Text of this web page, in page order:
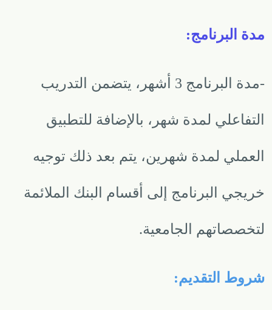
مدة البرنامج:
- مدة البرنامج 3 أشهر، يتضمن التدريب
التفاعلي لمدة شهر، بالإضافة للتطبيق
العملي لمدة شهرين، يتم بعد ذلك توجيه
خريجي البرنامج إلى أقسام البنك الملائمة
لتخصصاتهم الجامعية.
شروط التقديم: